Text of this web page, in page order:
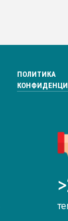
ПОЛИТИКА